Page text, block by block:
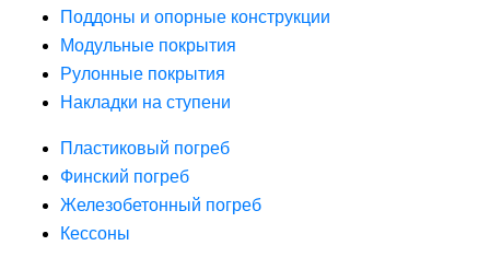
Поддоны и опорные конструкции
Модульные покрытия
Рулонные покрытия
Накладки на ступени
Пластиковый погреб
Финский погреб
Железобетонный погреб
Кессоны